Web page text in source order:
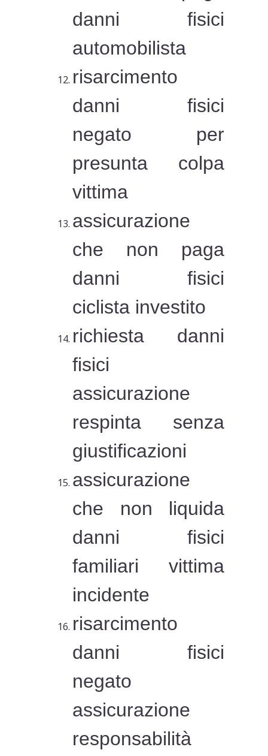
danni fisici
automobilista
risarcimento
danni fisici
negato per
presunta colpa
vittima
assicurazione
che non paga
danni fisici
ciclista investito
richiesta danni
fisici
assicurazione
respinta senza
giustificazioni
assicurazione
che non liquida
danni fisici
familiari vittima
incidente
risarcimento
danni fisici
negato
assicurazione
responsabilità